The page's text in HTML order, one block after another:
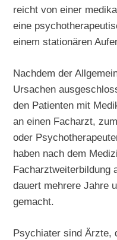
reicht von einer
eine
einem stationären
Nachdem der
Ursachen
den Patienten mit
an einen Facharzt,
oder
haben nach dem
Facharztweiterbildung
dauert mehrere Jahre
gemacht.
Psychiater sind Ärzte,